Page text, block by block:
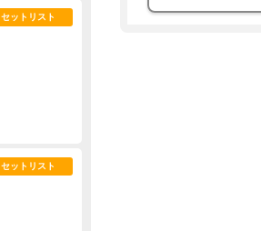
セットリスト
セットリスト